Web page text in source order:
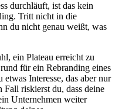
durchläuft, ist das kein
Tritt nicht in die
du nicht genau weißt, was
ein Plateau erreicht zu
für ein Rebranding eines
Interesse, das aber nur
riskierst du, dass deine
Unternehmen weiter